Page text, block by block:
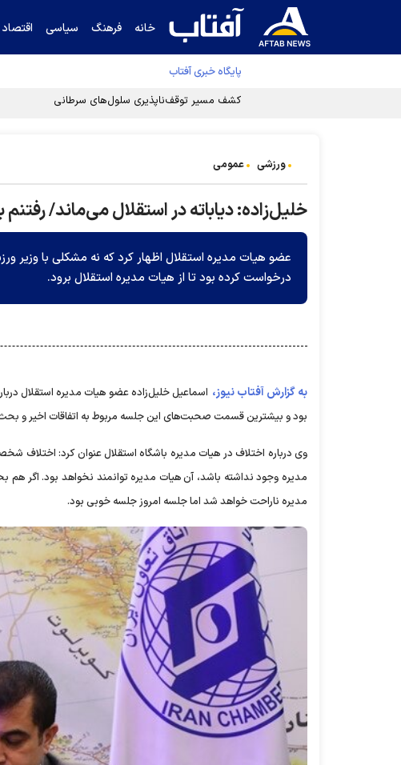
خانه فرهنگ سیاسی اقتصاد
پایگاه خبری آفتاب
کشف مسیر توقف‌ناپذیری سلول‌های سرطانی
ورزشی عمومی
خلیل‌زاده: دیاباته در استقلال می‌ماند/
عضو هیات مدیره استقلال اظهار کرد که نه مشکلی با
درخواست کرده بود تا از هیات مدیره استقلال برود.
به گزارش آفتاب نیوز،
بود و بیشترین قسمت صحبت‌های این جلسه مربوط به اتفاقات اخیر و
وی درباره اختلاف در هیات مدیره باشگاه استقلال عنوان کرد: اختلاف
مدیره وجود نداشته باشد، آن هیات مدیره توانمند نخواهد بود.
مدیره ناراحت خواهد شد اما جلسه امروز جلسه خوبی بود.